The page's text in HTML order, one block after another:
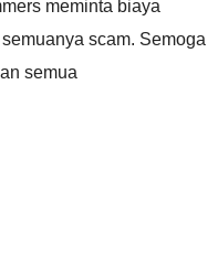
meminta biaya
scam. Semoga
semua